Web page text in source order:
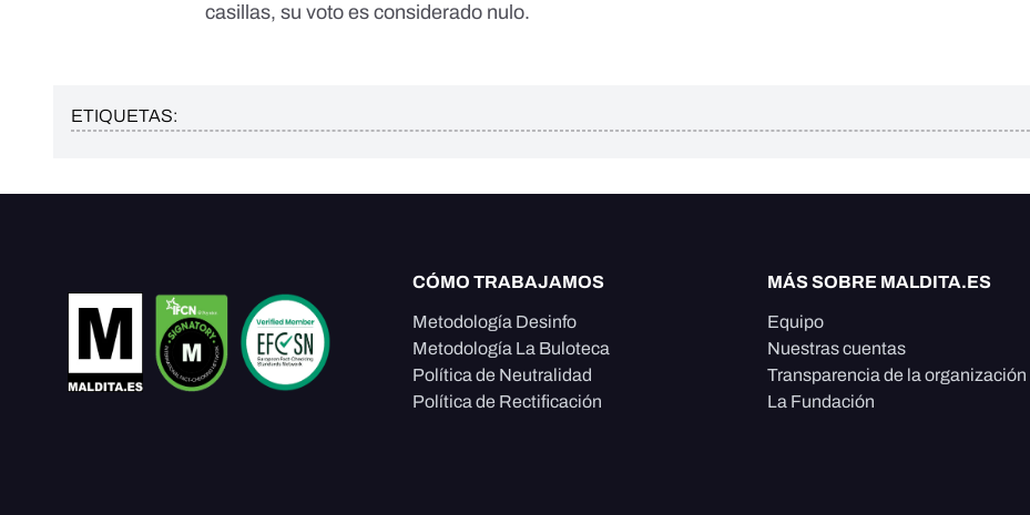
casillas, su voto es considerado nulo.
ETIQUETAS:
CÓMO TRABAJAMOS
Metodología Desinfo
Metodología La Buloteca
Política de Neutralidad
Política de Rectificación
MÁS SOBRE MALDITA.ES
Equipo
Nuestras cuentas
Transparencia de la organización
La Fundación